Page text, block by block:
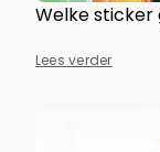
Welke sticker
Lees verder